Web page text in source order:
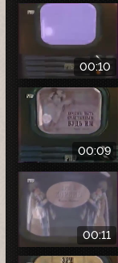
00:10
00:09
00:11